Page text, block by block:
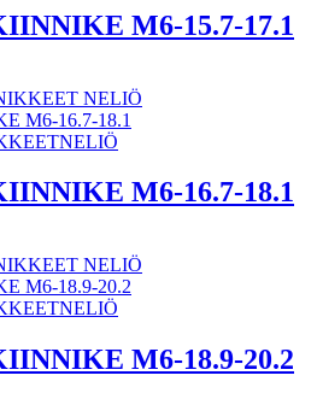
M6-15.7-17.1
NELIÖ
M6-16.7-18.1
NELIÖ
M6-18.9-20.2